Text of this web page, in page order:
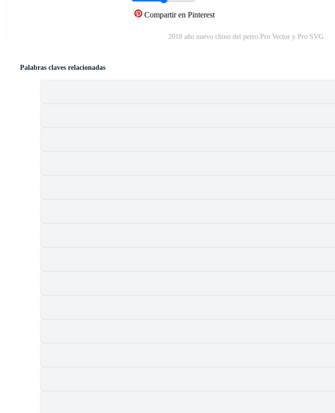
Compartir en Pinterest
2018 año nuevo chino del perro Pro Vector y Pro SVG
Palabras claves relacionadas